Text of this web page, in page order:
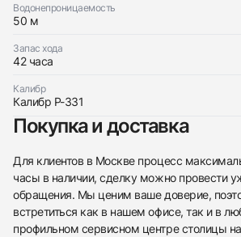
Водонепроницаемость
50 м
Запас хода
42 часа
Калибр
Калибр P-331
Покупка и доставка
Для клиентов в Москве процесс
часы в наличии, сделку можно провести
обращения. Мы ценим ваше доверие,
встретиться как в нашем офисе, так и в
профильном сервисном центре столицы
Заказать эти часы
Оставьте ваши контактные данные и
с вами
Perrelet
007 Limited Edition 'Playing with
$3,650
Трейд-ин часов
Оставьте ваши контактные данные и
007 Limited Edition 'Playing with
$3,650